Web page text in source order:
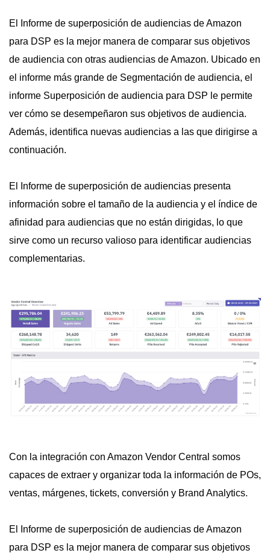
El Informe de superposición de audiencias de Amazon
para DSP es la mejor manera de comparar sus objetivos
de audiencia con otras audiencias de Amazon. Ubicado en
el informe más grande de Segmentación de audiencia, el
informe Superposición de audiencia para DSP le permite
ver cómo se desempeñaron sus objetivos de audiencia.
Además, identifica nuevas audiencias a las que dirigirse a
continuación.
El Informe de superposición de audiencias presenta
información sobre el tamaño de la audiencia y el índice de
afinidad para audiencias que no están dirigidas, lo que
sirve como un recurso valioso para identificar audiencias
complementarias.
Con la integración con Amazon Vendor Central somos
capaces de extraer y organizar toda la información de POs,
ventas, márgenes, tickets, conversión y Brand Analytics.
El Informe de superposición de audiencias de Amazon
para DSP es la mejor manera de comparar sus objetivos